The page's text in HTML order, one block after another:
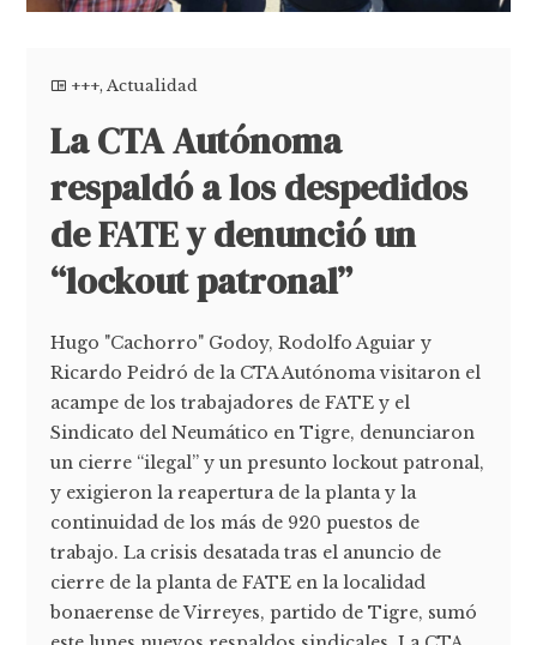
+++,Actualidad
La CTA Autónoma
respaldó a los despedidos
de FATE y denunció un
“lockout patronal”
Hugo "Cachorro" Godoy, Rodolfo Aguiar y
Ricardo Peidró de la CTA Autónoma visitaron el
acampe de los trabajadores de FATE y el
Sindicato del Neumático en Tigre, denunciaron
un cierre “ilegal” y un presunto lockout patronal,
y exigieron la reapertura de la planta y la
continuidad de los más de 920 puestos de
trabajo. La crisis desatada tras el anuncio de
cierre de la planta de FATE en la localidad
bonaerense de Virreyes, partido de Tigre, sumó